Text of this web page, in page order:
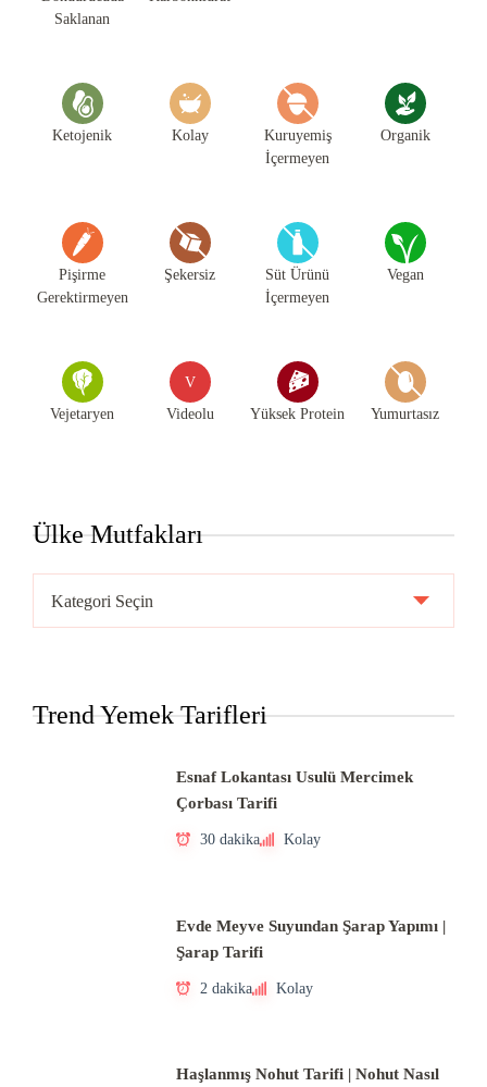
Saklanan
Ketojenik Kolay
Kuruyemiş
İçermeyen
Organik
Pişirme
Gerektirmeyen
Şekersiz
Süt Ürünü
İçermeyen
Vegan
Vejetaryen
V
Videolu Yüksek Protein Yumurtasız
Ülke Mutfakları
Mutfakları
Trend Yemek Tarifleri
Esnaf Lokantası Usulü Mercimek
Çorbası Tarifi
30 dakika Kolay
Evde Meyve Suyundan Şarap Yapımı |
Şarap Tarifi
2 dakika Kolay
Haşlanmış Nohut Tarifi | Nohut Nasıl